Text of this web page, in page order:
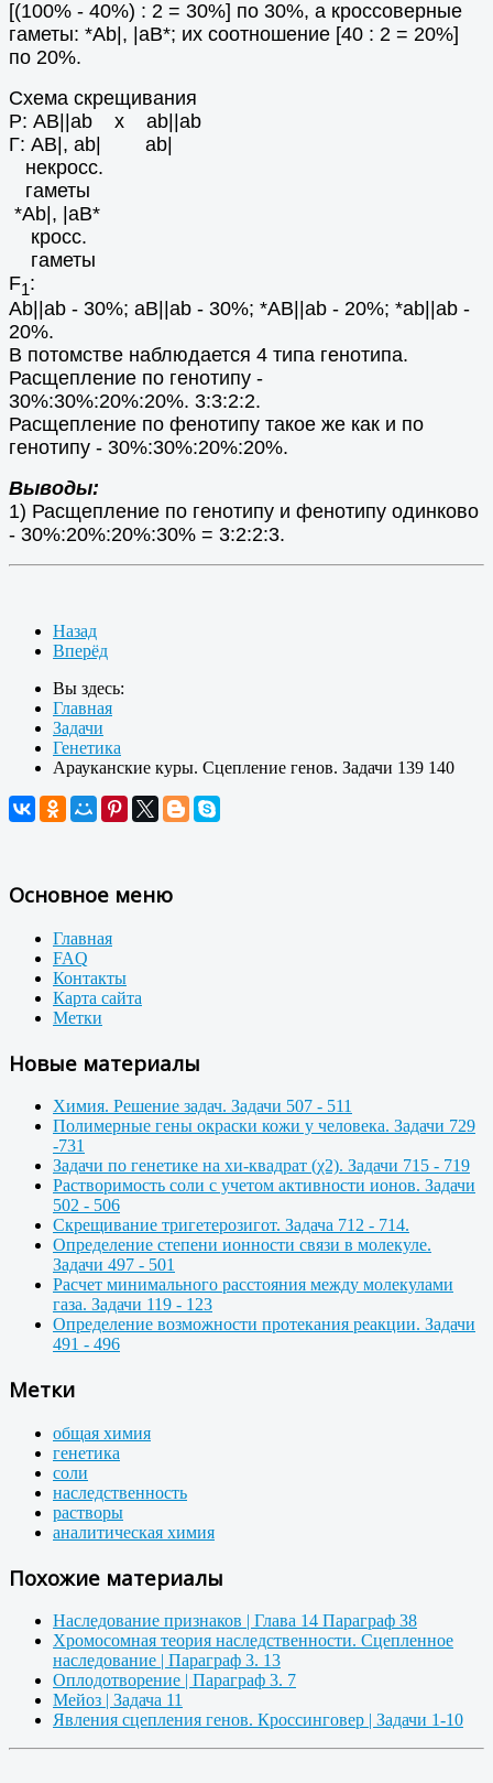
[(100% - 40%) : 2 = 30%] по 30%, а кроссоверные
гаметы: *Аb|, |aB*; их соотношение [40 : 2 = 20%]
по 20%.
Схема скрещивания
Р: AB||ab х ab||ab
Г: AB|, ab| ab|
некросс.
гаметы
*Аb|, |aB*
кросс.
гаметы
F1:
Аb||ab - 30%; aB||ab - 30%; *АВ||ab - 20%; *ab||ab -
20%.
В потомстве наблюдается 4 типа генотипа.
Расщепление по генотипу -
30%:30%:20%:20%. 3:3:2:2.
Расщепление по фенотипу такое же как и по
генотипу - 30%:30%:20%:20%.
Выводы:
1) Расщепление по генотипу и фенотипу одинково
- 30%:20%:20%:30% = 3:2:2:3.
Назад
Вперёд
Вы здесь:
Главная
Задачи
Генетика
Арауканские куры. Сцепление генов. Задачи 139 140
Основное меню
Главная
FAQ
Контакты
Карта сайта
Метки
Новые материалы
Химия. Решение задач. Задачи 507 - 511
Полимерные гены окраски кожи у человека. Задачи 729
-731
Задачи по генетике на хи-квадрат (χ2). Задачи 715 - 719
Растворимость соли с учетом активности ионов. Задачи
502 - 506
Скрещивание тригетерозигот. Задача 712 - 714.
Определение степени ионности связи в молекуле.
Задачи 497 - 501
Расчет минимального расстояния между молекулами
газа. Задачи 119 - 123
Определение возможности протекания реакции. Задачи
491 - 496
Метки
общая химия
генетика
соли
наследственность
растворы
аналитическая химия
Похожие материалы
Наследование признаков | Глава 14 Параграф 38
Хромосомная теория наследственности. Сцепленное
наследование | Параграф 3. 13
Оплодотворение | Параграф 3. 7
Мейоз | Задача 11
Явления сцепления генов. Кроссинговер | Задачи 1-10